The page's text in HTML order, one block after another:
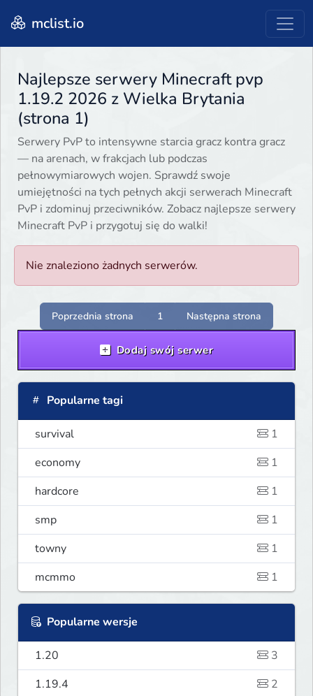
mclist.io
Najlepsze serwery Minecraft pvp
1.19.2 2026 z Wielka Brytania
(strona 1)
Serwery PvP to intensywne starcia gracz kontra gracz
— na arenach, w frakcjach lub podczas
pełnowymiarowych wojen. Sprawdź swoje
umiejętności na tych pełnych akcji serwerach Minecraft
PvP i zdominuj przeciwników. Zobacz najlepsze serwery
Minecraft PvP i przygotuj się do walki!
Nie znaleziono żadnych serwerów.
Poprzednia strona 1 Następna strona
Dodaj swój serwer
Popularne tagi
survival
1
economy
1
hardcore
1
smp
1
towny
1
mcmmo
1
Popularne wersje
1.20
3
1.19.4
2